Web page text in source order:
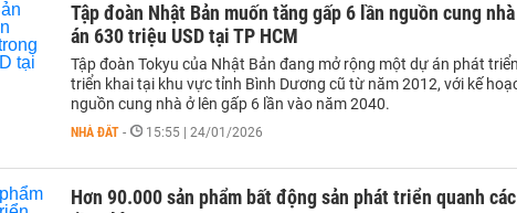
Tập đoàn Nhật Bản muốn tăng gấp 6 lần nguồn cung
án 630 triệu USD tại TP HCM
Tập đoàn Tokyu của Nhật Bản đang mở rộng một dự án phát
triển khai tại khu vực tỉnh Bình Dương cũ từ năm 2012, với kế
nguồn cung nhà ở lên gấp 6 lần vào năm 2040.
NHÀ ĐẤT - 15:55 | 24/01/2026
Hơn 90.000 sản phẩm bất động sản phát triển quanh